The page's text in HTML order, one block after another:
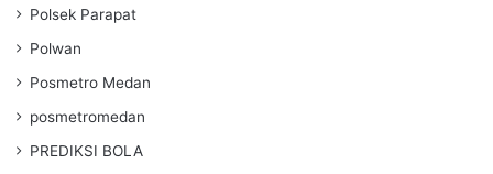
Polsek Parapat
Polwan
Posmetro Medan
posmetromedan
PREDIKSI BOLA